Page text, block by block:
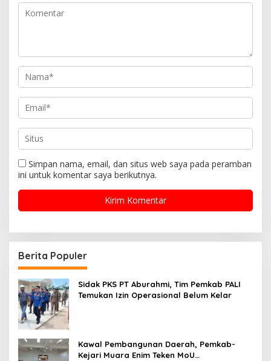
Simpan nama, email, dan situs web saya pada peramban
ini untuk komentar saya berikutnya.
Berita Populer
Sidak PKS PT Aburahmi, Tim Pemkab PALI
Temukan Izin Operasional Belum Kelar
Kawal Pembangunan Daerah, Pemkab-
Kejari Muara Enim Teken MoU